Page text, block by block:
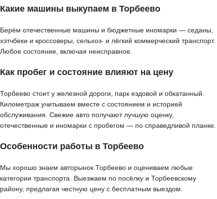
Какие машины выкупаем в Торбеево
Берём отечественные машины и бюджетные иномарки — седаны,
хэтчбеки и кроссоверы, сельхоз- и лёгкий коммерческий транспорт.
Любое состояние, включая неисправное.
Как пробег и состояние влияют на цену
Торбеево стоит у железной дороги, парк ездовой и обкатанный.
Километраж учитываем вместе с состоянием и историей
обслуживания. Свежие авто получают лучшую оценку,
отечественные и иномарки с пробегом — по справедливой планке.
Особенности работы в Торбеево
Мы хорошо знаем авторынок Торбеево и оцениваем любые
категории транспорта. Выезжаем по посёлку и Торбеевскому
району, предлагая честную цену с бесплатным выездом.